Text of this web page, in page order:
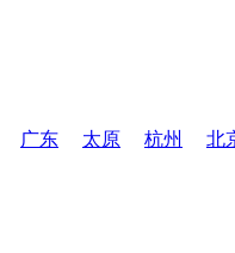
广东 太原 杭州 北